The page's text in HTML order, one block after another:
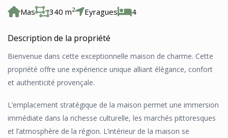
Mas 340 m2 Eyragues 4
Description de la propriété
Bienvenue dans cette exceptionnelle maison de charme. Cette
propriété offre une expérience unique alliant élégance, confort
et authenticité provençale.
L’emplacement stratégique de la maison permet une immersion
immédiate dans la richesse culturelle, les marchés pittoresques
et l’atmosphère de la région. L’intérieur de la maison se